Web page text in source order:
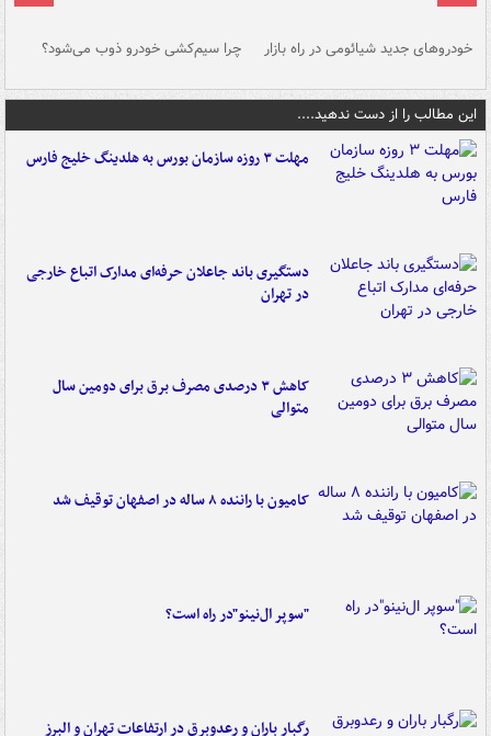
خودروهای جدید شیائومی در راه بازار چرا سیم‌کشی خودرو ذوب می‌شود؟
این مطالب را از دست ندهید....
مهلت ۳ روزه سازمان بورس به هلدینگ خلیج فارس
دستگیری باند جاعلان حرفه‌ای مدارک اتباع خارجی
در تهران
کاهش ۳ درصدی مصرف برق برای دومین سال
متوالی
کامیون با راننده ۸ ساله در اصفهان توقیف شد
"سوپر ال‌نینو"در راه است؟
رگبار باران و رعدوبرق در ارتفاعات تهران و البرز